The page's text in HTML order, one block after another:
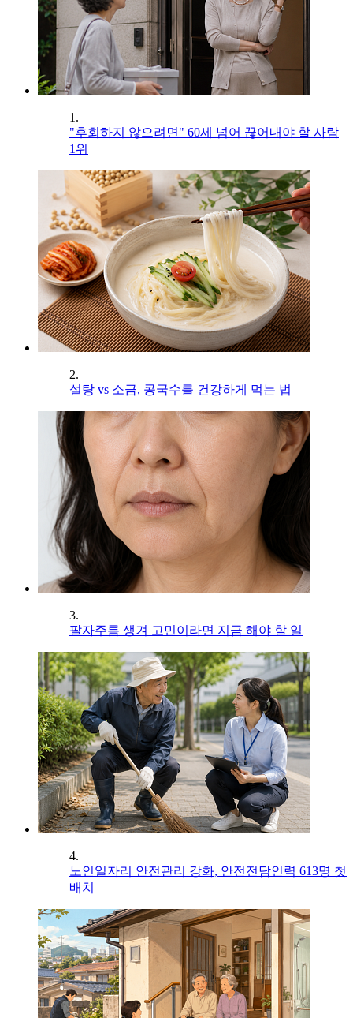
1.
"후회하지 않으려면" 60세 넘어 끊어내야 할 사람
1위
2.
설탕 vs 소금, 콩국수를 건강하게 먹는 법
3.
팔자주름 생겨 고민이라면 지금 해야 할 일
4.
노인일자리 안전관리 강화, 안전전담인력 613명 첫
배치